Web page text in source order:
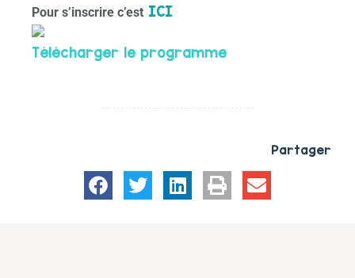
Pour s’inscrire c’est ICI
Télécharger le programme
Partager